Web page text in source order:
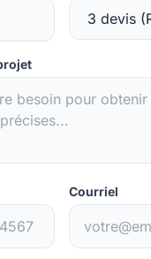
Courriel